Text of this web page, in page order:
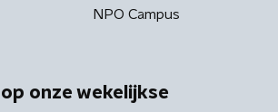
NPO Campus
onze wekelijkse